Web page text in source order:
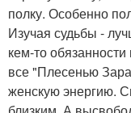
полку. Особенно
Изучая судьбы -
кем-то
все "Плесенью
женскую энергию.